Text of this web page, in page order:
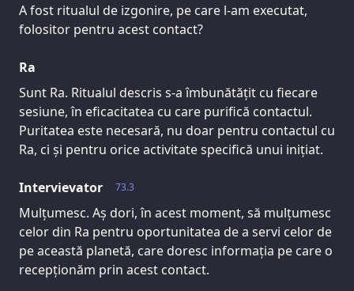
A fost ritualul de izgonire, pe care l-am executat,
folositor pentru acest contact?
Ra
Sunt Ra. Ritualul descris s-a îmbunătățit cu fiecare
sesiune, în eficacitatea cu care purifică contactul.
Puritatea este necesară, nu doar pentru contactul cu
Ra, ci și pentru orice activitate specifică unui inițiat.
73.3
Intervievator
Mulțumesc. Aș dori, în acest moment, să mulțumesc
celor din Ra pentru oportunitatea de a servi celor de
pe această planetă, care doresc informația pe care o
recepționăm prin acest contact.